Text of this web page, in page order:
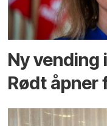
Ny
Rødt åpner